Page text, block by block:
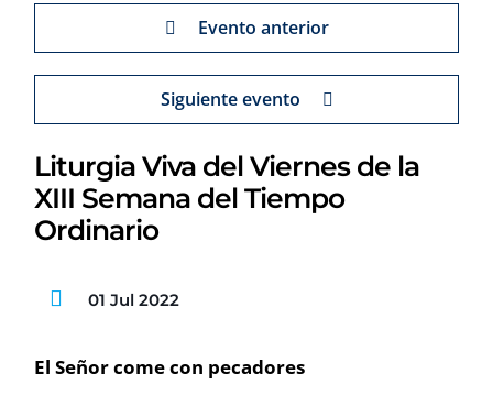
Evento anterior
Siguiente evento
Liturgia Viva del Viernes de la
XIII Semana del Tiempo
Ordinario
01 Jul 2022
El Señor come con pecadores